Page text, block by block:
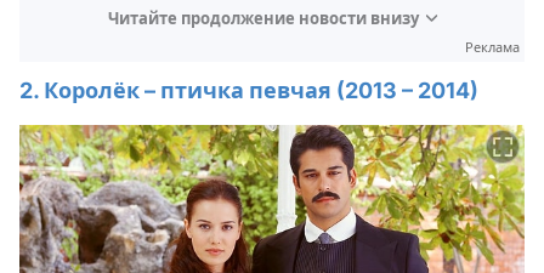
Читайте продолжение новости внизу
Реклама
2. Королёк – птичка певчая (2013 – 2014)